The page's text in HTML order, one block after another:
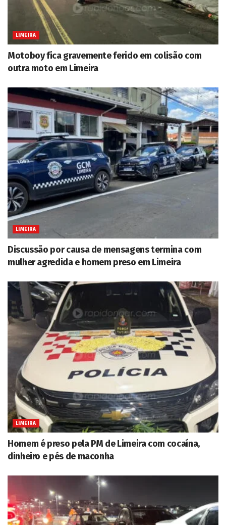
LIMEIRA
Motoboy fica gravemente ferido em colisão com
outra moto em Limeira
LIMEIRA
Discussão por causa de mensagens termina com
mulher agredida e homem preso em Limeira
LIMEIRA
Homem é preso pela PM de Limeira com cocaína,
dinheiro e pés de maconha